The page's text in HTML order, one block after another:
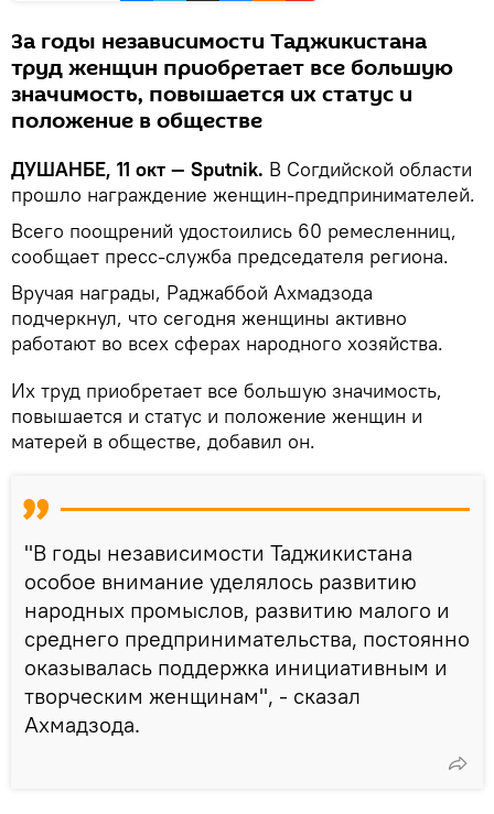
За годы независимости Таджикистана
труд женщин приобретает все большую
значимость, повышается их статус и
положение в обществе
ДУШАНБЕ, 11 окт — Sputnik. В Согдийской области
прошло награждение женщин-предпринимателей.
Всего поощрений удостоились 60 ремесленниц,
сообщает пресс-служба председателя региона.
Вручая награды, Раджаббой Ахмадзода
подчеркнул, что сегодня женщины активно
работают во всех сферах народного хозяйства.
Их труд приобретает все большую значимость,
повышается и статус и положение женщин и
матерей в обществе, добавил он.
"В годы независимости Таджикистана
особое внимание уделялось развитию
народных промыслов, развитию малого и
среднего предпринимательства, постоянно
оказывалась поддержка инициативным и
творческим женщинам", - сказал
Ахмадзода.